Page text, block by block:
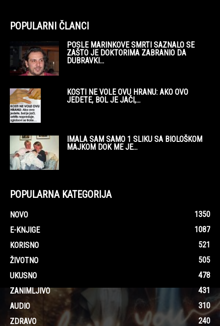
POPULARNI ČLANCI
POSLE MARINKOVE SMRTI SAZNALO SE
ZAŠTO JE DOKTORIMA ZABRANIO DA
DUBRAVKI...
KOSTI NE VOLE OVU HRANU: AKO OVO
JEDETE, BOL JE JAČI,...
IMALA SAM SAMO 1 SLIKU SA BIOLOŠKOM
MAJKOM DOK ME JE...
POPULARNA KATEGORIJA
NOVO
1350
E-KNJIGE
1087
KORISNO
521
ŽIVOTNO
505
UKUSNO
478
ZANIMLJIVO
431
AUDIO
310
ZDRAVO
240